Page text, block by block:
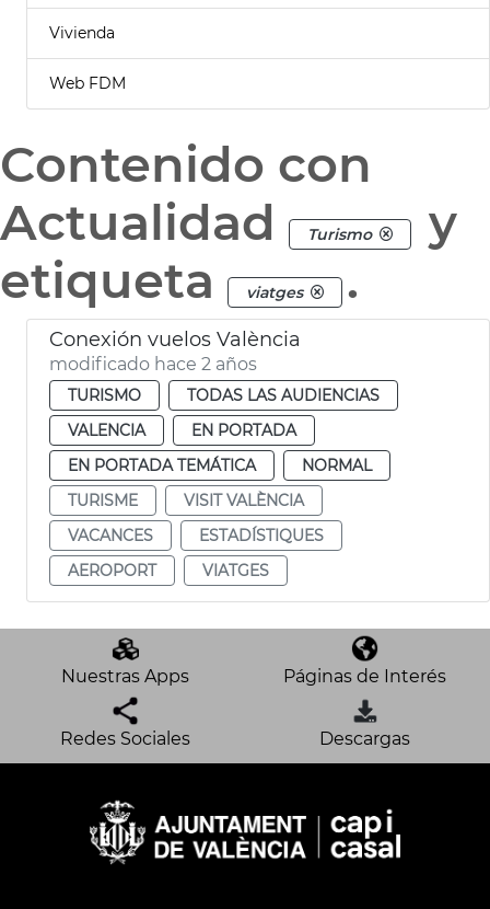
Vivienda
Web FDM
Contenido con
Actualidad
Turismo
y
etiqueta
viatges .
Conexión vuelos València
modificado hace 2 años
TURISMO
TODAS LAS AUDIENCIAS
VALENCIA
EN PORTADA
EN PORTADA TEMÁTICA
NORMAL
TURISME
VISIT VALÈNCIA
VACANCES
ESTADÍSTIQUES
AEROPORT
VIATGES
Nuestras Apps Páginas de Interés
Redes Sociales Descargas